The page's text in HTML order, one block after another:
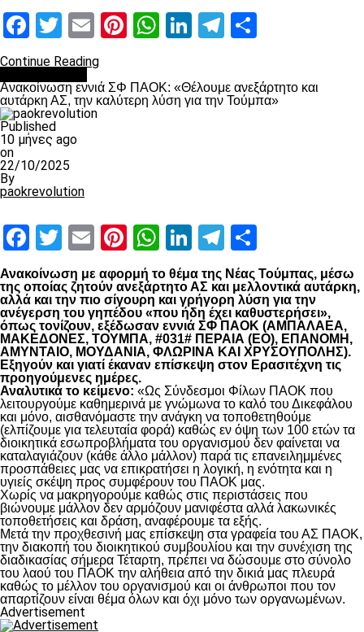
Facebook
Twitter
EmailPinterest
WhatsApp
LinkedIn
Telegram
Continue Reading
Ανακοίνωση εννιά ΣΦ ΠΑΟΚ: «Θέλουμε ανεξάρτητο και
αυτάρκη ΑΣ, την καλύτερη λύση για την Τούμπα»
Published
10 μήνες ago
on
22/10/2025
By
paokrevolution
Facebook
Twitter
EmailPinterest
WhatsApp
LinkedIn
Telegram
Ανακοίνωση με αφορμή το θέμα της Νέας Τούμπας, μέσω
της οποίας ζητούν ανεξάρτητο ΑΣ και μελλοντικά αυτάρκη,
αλλά και την πιο σίγουρη και γρήγορη λύση για την
ανέγερση του γηπέδου «που ήδη έχει καθυστερήσει»,
όπως τονίζουν, εξέδωσαν εννιά ΣΦ ΠΑΟΚ (ΑΜΠΑΛΑΕΑ,
ΜΑΚΕΔΟΝΕΣ, ΤΟΥΜΠΑ, #031# ΠΕΡΑΙΑ (ΕΟ), ΕΠΑΝΟΜΗ,
ΑΜΥΝΤΑΙΟ, ΜΟΥΔΑΝΙΑ, ΦΛΩΡΙΝΑ ΚΑΙ ΧΡΥΣΟΥΠΟΛΗΣ).
Εξηγούν και γιατί έκαναν επίσκεψη στον Ερασιτέχνη τις
προηγούμενες ημέρες.
Αναλυτικά το κείμενο: «Ως Σύνδεσμοι Φίλων ΠΑΟΚ που
λειτουργούμε καθημερινά με γνώμωνα το καλό του Δικεφάλου
και μόνο, αισθανόμαστε την ανάγκη να τοποθετηθούμε
(ελπίζουμε για τελευταία φορά) καθώς εν όψη των 100 ετών τα
διοικητικά εσωπροβλήματα του οργανισμού δεν φαίνεται να
καταλαγιάζουν (κάθε άλλο μάλλον) παρά τις επανειλημμένες
προσπάθειες μας να επικρατήσει η λογική, η ενότητα και η
υγιείς σκέψη προς συμφέρουν του ΠΑΟΚ μας.
Χωρίς να μακρηγορούμε καθώς στις περιστάσεις που
βιώνουμε μάλλον δεν αρμόζουν μανιφέστα αλλά λακωνικές
τοποθετήσεις και δράση, αναφέρουμε τα εξής.
Μετά την προχθεσινή μας επίσκεψη στα γραφεία του ΑΣ ΠΑΟΚ,
την διακοπή του διοικητικού συμβουλίου και την συνέχιση της
διαδικασίας σήμερα Τέταρτη, πρέπει να δώσουμε στο σύνολο
του λαού του ΠΑΟΚ την αλήθεια από την δικιά μας πλευρά
καθώς το μέλλον του οργανισμού και οι άνθρωποι που τον
απαρτίζουν είναι θέμα όλων και όχι μόνο των οργανωμένων.
Advertisement